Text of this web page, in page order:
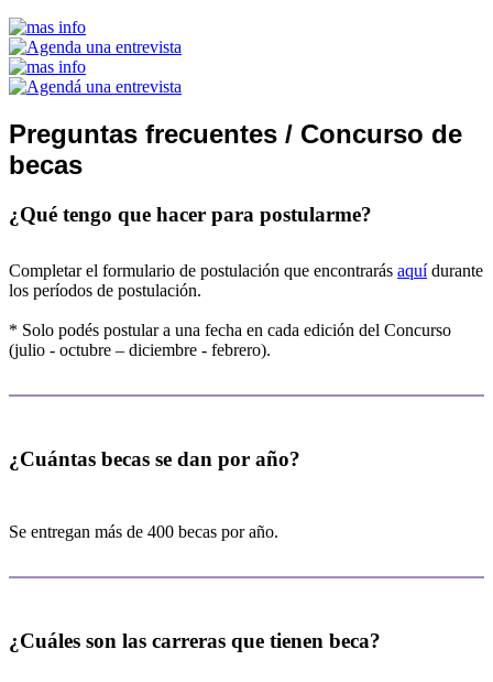
Preguntas frecuentes / Concurso de
becas
¿Qué tengo que hacer para postularme?
Completar el formulario de postulación que encontrarás aquídurante
los períodos de postulación.
* Solo podés postular a una fecha en cada edición del Concurso
(julio - octubre – diciembre - febrero).
¿Cuántas becas se dan por año?
Se entregan más de 400 becas por año.
¿Cuáles son las carreras que tienen beca?